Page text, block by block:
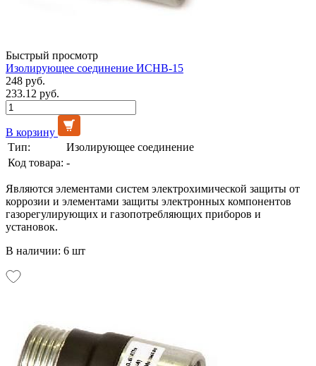
Быстрый просмотр
Изолирующее соединение ИСНВ-15
248 руб.
233.12 руб.
В корзину
Тип:
Изолирующее соединение
Код товара: -
Являются элементами систем электрохимической защиты от
коррозии и элементами защиты электронных компонентов
газорегулирующих и газопотребляющих приборов и
установок.
В наличии: 6 шт